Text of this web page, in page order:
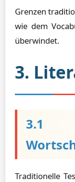
Grenzen
wie dem
überwindet.
3.
3.1
Traditionelle